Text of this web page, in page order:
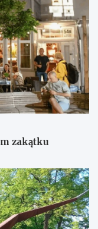
zakątku